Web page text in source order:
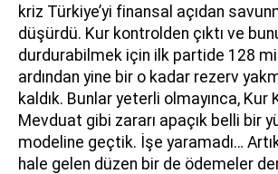
kriz Türkiye’yi finansal açıdan
düşürdü. Kur kontrolden çıktı ve
durdurabilmek için ilk partide 128
ardından yine bir o kadar rezerv
kaldık. Bunlar yeterli olmayınca, Kur
Mevduat gibi zararı apaçık belli bir
modeline geçtik. İşe yaramadı…
hale gelen düzen bir de ödemeler